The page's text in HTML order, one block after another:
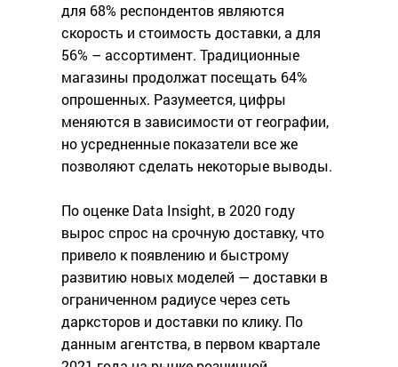
для 68% респондентов являются
скорость и стоимость доставки, а для
56% – ассортимент. Традиционные
магазины продолжат посещать 64%
опрошенных. Разумеется, цифры
меняются в зависимости от географии,
но усредненные показатели все же
позволяют сделать некоторые выводы.
По оценке Data Insight, в 2020 году
вырос спрос на срочную доставку, что
привело к появлению и быстрому
развитию новых моделей — доставки в
ограниченном радиусе через сеть
дарксторов и доставки по клику. По
данным агентства, в первом квартале